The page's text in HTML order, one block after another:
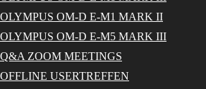
OLYMPUS OM-D E-M1 MARK II
OLYMPUS OM-D E-M5 MARK III
Q&A ZOOM MEETINGS
OFFLINE USERTREFFEN